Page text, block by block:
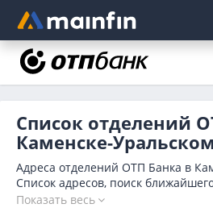
Главное меню
Список отделений
Каменске-Уральском
Адреса отделений ОТП Банка в
Список адресов, поиск
в Каменске-Уральском по адресу,
Показать весь